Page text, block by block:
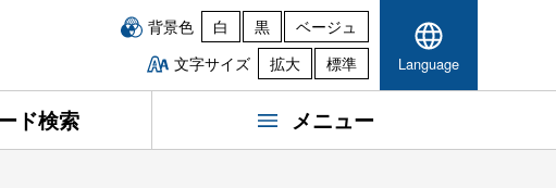
背景色 白 黒
ベージュ
文字サイズ
拡大 標準 Language
ド検索 メニュー